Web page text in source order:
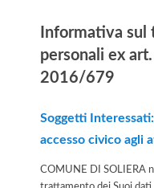
Informativa
personali ex
2016/679
Soggetti
accesso civico agli
COMUNE DI SOLIERA
trattamento dei Suoi dati